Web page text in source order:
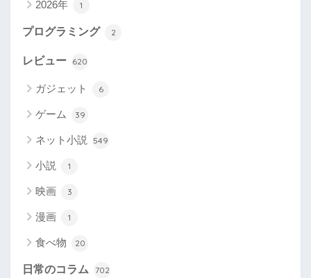
2026年 1
プログラミング 2
レビュー 620
ガジェット 6
ゲーム 39
ネット小説 549
小説 1
映画 3
漫画 1
食べ物 20
日常のコラム 702